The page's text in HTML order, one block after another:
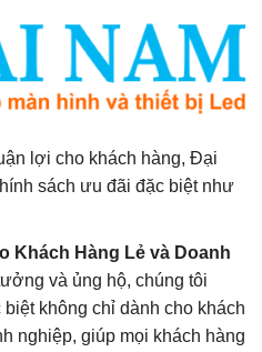
lợi cho khách hàng, Đại
sách ưu đãi đặc biệt như
Khách Hàng Lẻ và Doanh
và ủng hộ, chúng tôi
không chỉ dành cho khách
nghiệp, giúp mọi khách hàng